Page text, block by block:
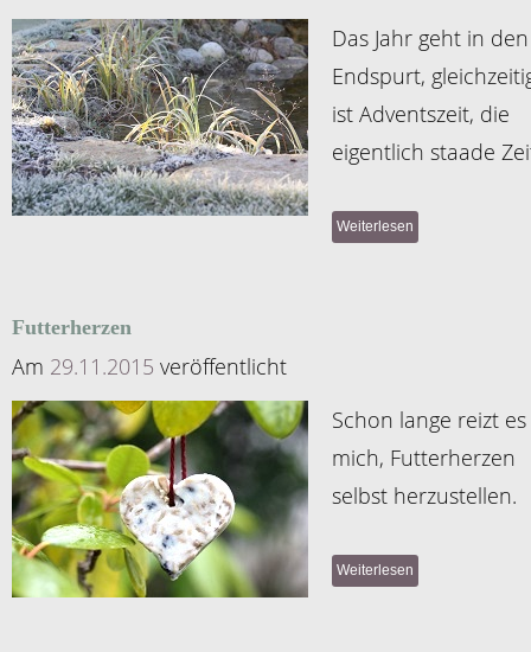
Das Jahr geht in den
Endspurt,
ist Adventszeit, die
eigentlich staade
Weiterlesen
Futterherzen
Am 29.11.2015 veröffentlicht
Schon lange reizt es
mich, Futterherzen
selbst herzustellen.
Weiterlesen